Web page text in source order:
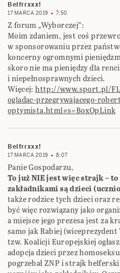
Belfrrxxx!
17 MARCA 2019 7:50
Z forum „Wyborczej”:
Moim zdaniem, jest coś
w sponsorowaniu przez
koncerny ogromnymi
skoro nie ma pieniędzy dla
i niepełnosprawnych dzieci.
Więcej:http://www.sport.pl/F1/
ogladac-przegrywajacego-
optymista.html#s=BoxOpLink
Belfrrxxx!
17 MARCA 2019 8:07
Panie Gospodarzu,‎
To już NIE jest więc strajk –
zakładnikami są dzieci
także rodzice tych dzieci oraz
być więc ‎rozwiązany jako
a miejsce jego prezesa jest za
samo jak Rabiej (wiceprezydent
tzw. Koalicji Europejskiej
adopcja dzieci przez
‎pogrzebał ZNP i strajk